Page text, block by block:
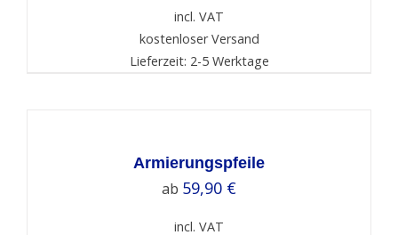
incl. VAT
kostenloser Versand
Lieferzeit: 2-5 Werktage
Armierungspfeile
ab 59,90 €
incl. VAT